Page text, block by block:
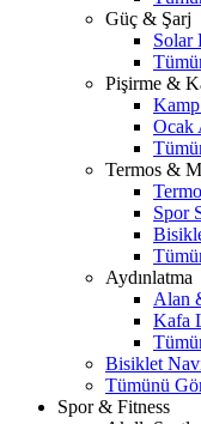
Güç & Şarj
Solar
Pişirme &
Ocak
Termos &
Spor
Aydınlatma
Alan
Kafa
Bisiklet
Tümünü
Spor & Fitness